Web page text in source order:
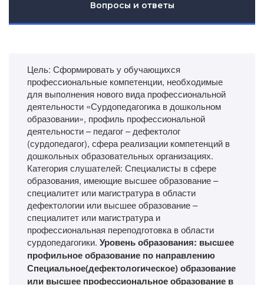
Вопросы и ответы
Цель: Сформировать у обучающихся
профессиональные компетенции, необходимые
для выполнения нового вида профессиональной
деятельности «Сурдопедагогика в дошкольном
образовании», профиль профессиональной
деятельности – педагог – дефектолог
(сурдопедагог), сфера реализации компетенций в
дошкольных образовательных организациях.
Категория слушателей: Специалисты в сфере
образования, имеющие высшее образование –
специалитет или магистратура в области
дефектологии или высшее образование –
специалитет или магистратура и
профессиональная переподготовка в области
сурдопедагогики. Уровень образования: высшее
профильное образование по направлению
Специальное(дефектологическое) образование
или высшее профессиональное образование в